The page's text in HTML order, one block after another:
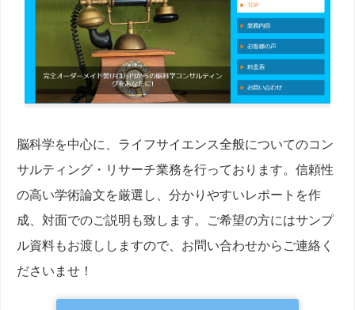
脳科学を中心に、ライフサイエンス全般についてのコン
サルティング・リサーチ業務を行っております。信頼性
の高い学術論文を厳選し、分かりやすいレポートを作
成、対面でのご説明も致します。ご希望の方にはサンプ
ル資料もお渡ししますので、お問い合わせからご連絡く
ださいませ！